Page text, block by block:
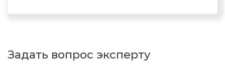
Задать вопрос эксперту